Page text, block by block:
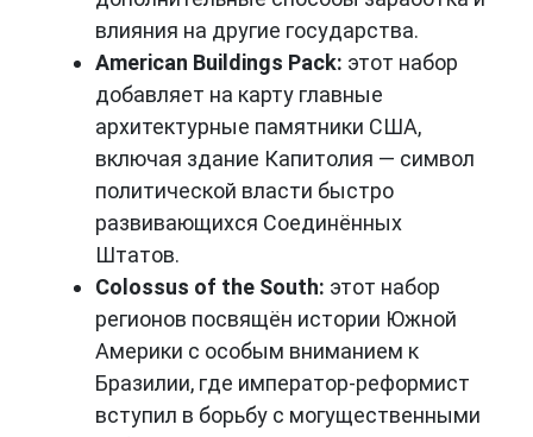
влияния на другие государства.
American Buildings Pack: этот набор
добавляет на карту главные
архитектурные памятники США,
включая здание Капитолия — символ
политической власти быстро
развивающихся Соединённых
Штатов.
Colossus of the South: этот набор
регионов посвящён истории Южной
Америки с особым вниманием к
Бразилии, где император-реформист
вступил в борьбу с могущественными